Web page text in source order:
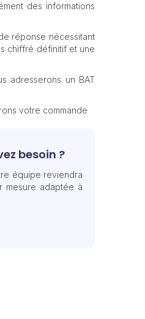
des informations
réponse nécessitant
chiffré définitif et une
adresserons un BAT
votre commande
besoin ?
équipe reviendra
mesure adaptée à